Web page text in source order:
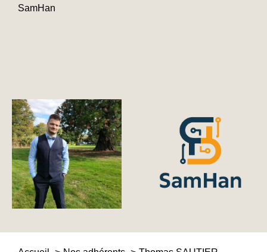
SamHan